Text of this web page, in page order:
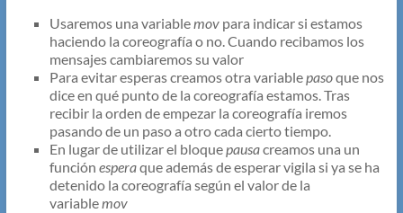
Usaremos una variablemovpara indicar si estamos
haciendo la coreografía o no. Cuando recibamos los
mensajes cambiaremos su valor
Para evitar esperas creamos otra variablepasoque nos
dice en qué punto de la coreografía estamos. Tras
recibir la orden de empezar la coreografía iremos
pasando de un paso a otro cada cierto tiempo.
En lugar de utilizar el bloquepausacreamos una un
función esperaque además de esperar vigila si ya se ha
detenido la coreografía según el valor de la
variablemov